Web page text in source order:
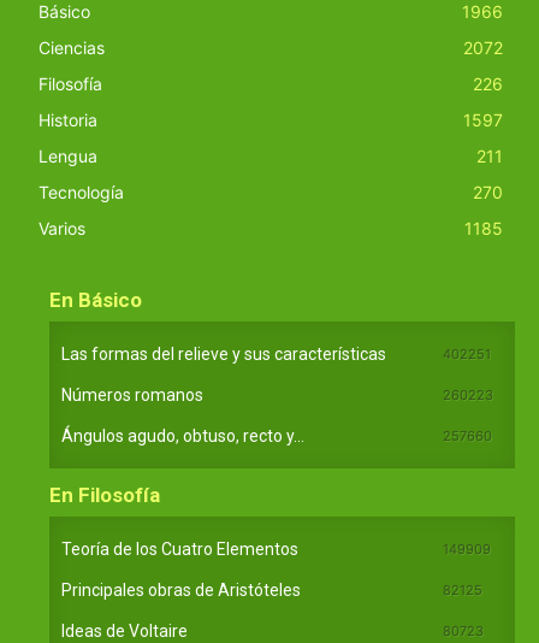
Básico
1966
Ciencias
2072
Filosofía
226
Historia
1597
Lengua
211
Tecnología
270
Varios
1185
En Básico
Las formas del relieve y sus características 402251
Números romanos 260223
Ángulos agudo, obtuso, recto y... 257660
En Filosofía
Teoría de los Cuatro Elementos 149909
Principales obras de Aristóteles 82125
Ideas de Voltaire 80723